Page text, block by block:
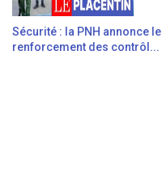
Sécurité : la PNH annonce le
renforcement des contrôl...